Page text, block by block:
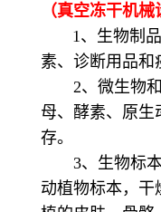
（真空冻干机
1、生物制品
素、诊断用品和
2、微生物和
母、酵素、原生
存。
3、生物标本
动植物标本，干